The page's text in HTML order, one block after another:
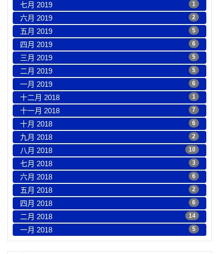
七月 2019 1
六月 2019 2
五月 2019 5
四月 2019 6
三月 2019 5
二月 2019 5
一月 2019 6
十二月 2018 1
十一月 2018 7
十月 2018 6
九月 2018 2
八月 2018 10
七月 2018 3
六月 2018 6
五月 2018 2
四月 2018 6
二月 2018 14
一月 2018 5